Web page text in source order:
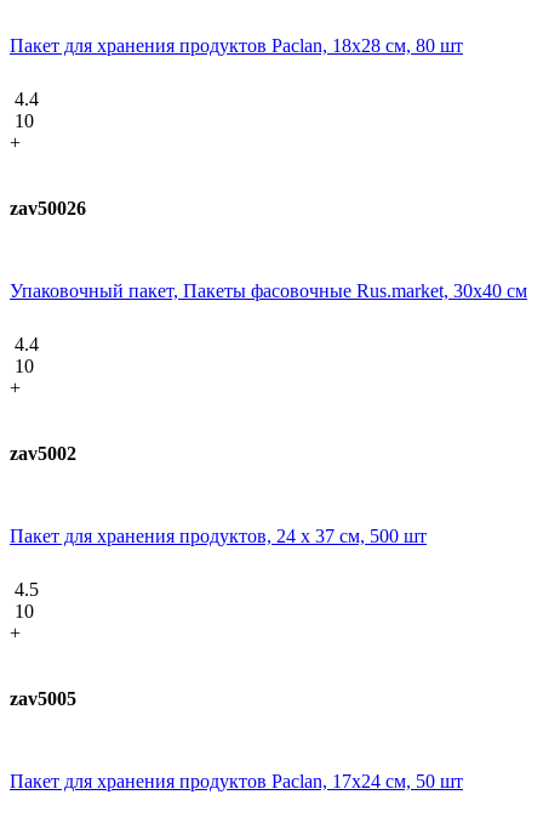
Пакет для хранения продуктов Paclan, 18х28 см, 80 шт
4.4
10
+
zav50026
Упаковочный пакет, Пакеты фасовочные Rus.market, 30х40 см
4.4
10
+
zav5002
Пакет для хранения продуктов, 24 х 37 см, 500 шт
4.5
10
+
zav5005
Пакет для хранения продуктов Paclan, 17x24 см, 50 шт